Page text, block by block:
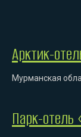
Арктик-
Мурманская
Парк-